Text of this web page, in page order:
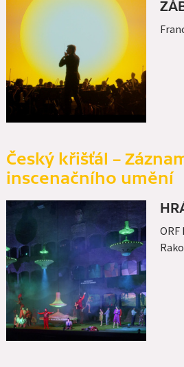
Český křišťál –
inscenačního umění
ORF